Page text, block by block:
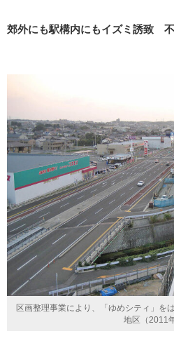
郊外にも駅構内にもイズミ誘致
区画整理事業により、「ゆめシティ」を
地区（2011年